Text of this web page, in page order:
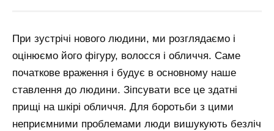
При зустрічі нового людини, ми розглядаємо і
оцінюємо його фігуру, волосся і обличчя. Саме
початкове враження і будує в основному наше
ставлення до людини. Зіпсувати все це здатні
прищі на шкірі обличчя. Для боротьби з цими
неприємними проблемами люди вишукують безліч